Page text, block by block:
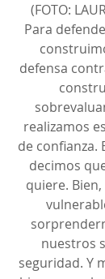
(FOTO:
defensa
realizamos
de confianza.
decimos
quiere.
nuestros
seguridad. Y